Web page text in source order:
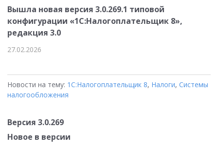
Вышла новая версия 3.0.269.1 типовой
конфигурации «1С:Налогоплательщик 8»,
редакция 3.0
27.02.2026
Новости на тему: 1С:Налогоплательщик 8, Налоги, Системы
налогообложения
Версия 3.0.269
Новое в версии